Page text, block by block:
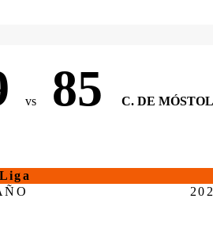
vs 85 C. DE
Liga